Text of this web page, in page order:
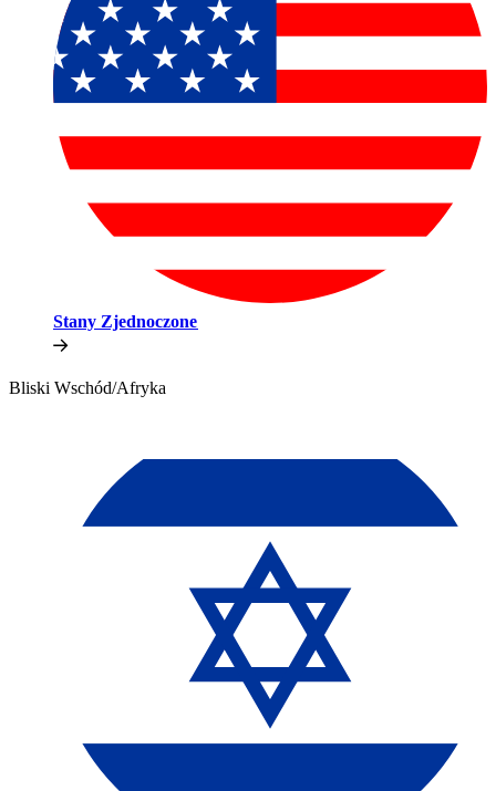
Stany Zjednoczone​​
Bliski Wschód/Afryka​​